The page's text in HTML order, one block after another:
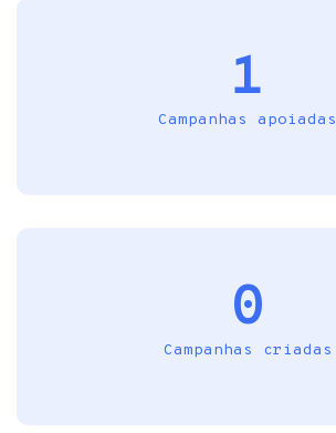
1
Campanhas apoiadas
0
Campanhas criadas